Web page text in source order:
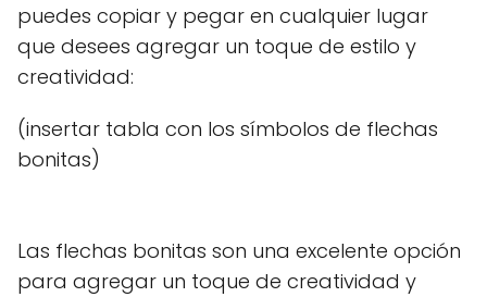
puedes copiar y pegar en cualquier lugar
que desees agregar un toque de estilo y
creatividad:
(insertar tabla con los símbolos de flechas
bonitas)
Las flechas bonitas son una excelente opción
para agregar un toque de creatividad y